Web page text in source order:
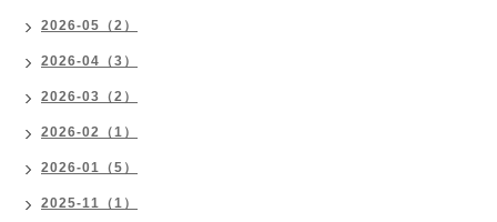
2026-05（2）
2026-04（3）
2026-03（2）
2026-02（1）
2026-01（5）
2025-11（1）